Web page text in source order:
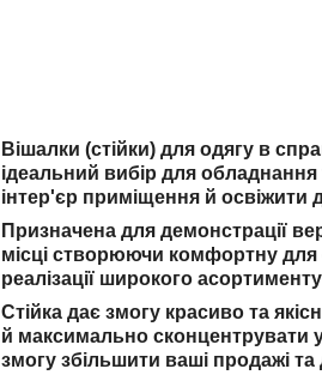
Вішалки (стійки) для одягу в
ідеальний вибір для
інтер'єр приміщення й освіжити
Призначена для демонстрації
місці створюючи комфортну для
реалізації широкого
Стійка дає змогу красиво та
й максимально сконцентрувати
змогу збільшити ваші продажі